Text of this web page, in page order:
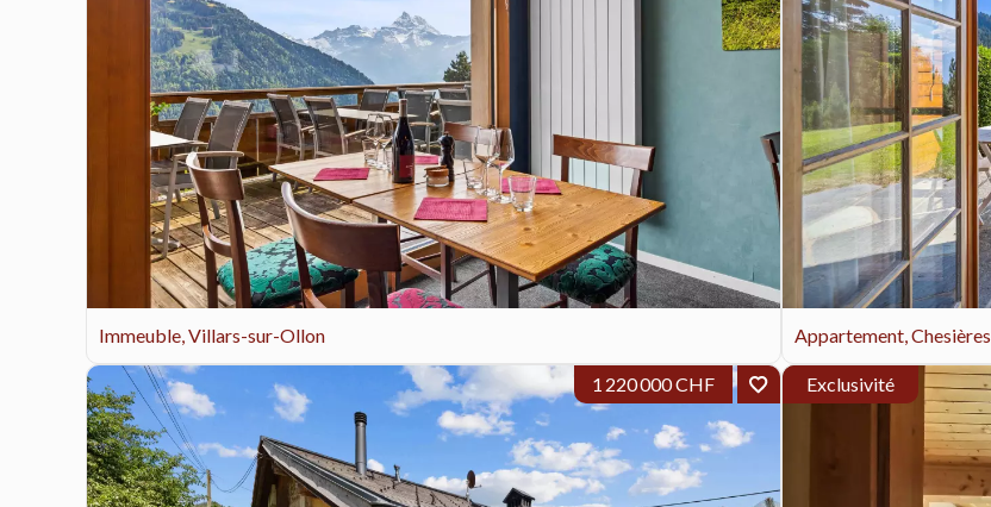
Immeuble, Villars-sur-Ollon Appartement, Chesières
1 220 000 CHF Exclusivité